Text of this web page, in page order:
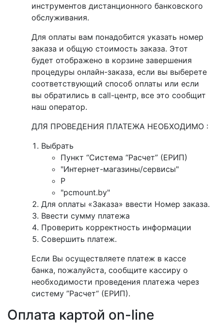
инструментов дистанционного банковского
обслуживания.
Для оплаты вам понадобится указать номер
заказа и общую стоимость заказа. Этот
будет отображено в корзине завершения
процедуры онлайн-заказа, если вы выберете
соответствующий способ оплаты или если
вы обратились в call-центр, все это сообщит
наш оператор.
ДЛЯ ПРОВЕДЕНИЯ ПЛАТЕЖА НЕОБХОДИМО :
Выбрать
Пункт “Система “Расчет” (ЕРИП)
"Интернет-магазины/сервисы"
P
"pcmount.by"
Для оплаты «Заказа» ввести Номер заказа.
Ввести сумму платежа
Проверить корректность информации
Совершить платеж.
Если Вы осуществляете платеж в кассе
банка, пожалуйста, сообщите кассиру о
необходимости проведения платежа через
систему ”Расчет“ (ЕРИП).
Оплата картой on-line